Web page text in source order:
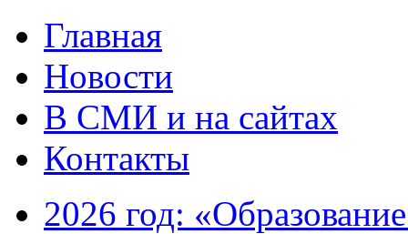
Главная
Новости
В СМИ и на сайтах
Контакты
2026 год: